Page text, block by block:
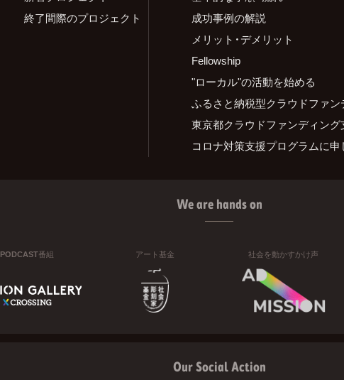
終了間際のプロジェクト
成功事例の解説
メリット・デメリット
Fellowship
"ローカル"の活動を始める
ふるさと納税型クラウドファ
東京都クラウドファンディン
コロナ対策支援プログラムに申
We are hands on
PODCAST番組 アート基金 社会を動かすかけ声
Our Social Action